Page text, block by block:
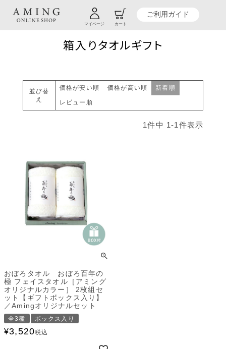
マイページ カート
ご利用ガイド
TOP 贈り物商品一覧 カテゴリーから探す バス＆タオル
箱入りタオルギフト
並び替
え
価格が安い順 価格が高い順 新着順
レビュー順
1件中 1-1件表示
おぼろタオル おぼろ百年の
極 フェイスタオル［アミング
オリジナルカラー］ 2枚組セ
ット【ギフトボックス入り】
／Amingオリジナルセット
全3種 ボックス入り
¥3,520税込